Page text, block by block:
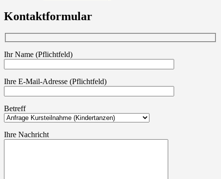
Kontaktformular
Ihr Name (Pflichtfeld)
Ihre E-Mail-Adresse (Pflichtfeld)
Betreff
Ihre Nachricht